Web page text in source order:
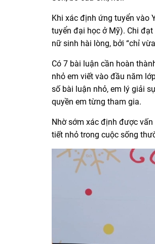
Khi xác định ứng tuyển vào
tuyển đại học ở Mỹ). Chi
nữ sinh hài lòng, bởi “chỉ
Có 7 bài luận cần hoàn
nhỏ em viết vào đầu năm
số bài luận nhỏ, em lý giải
quyền em từng tham gia.
Nhờ sớm xác định được
tiết nhỏ trong cuộc sống